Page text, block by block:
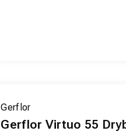
Gerflor
Gerflor Virtuo 55